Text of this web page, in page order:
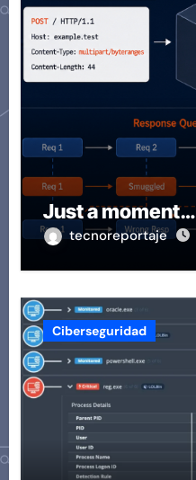
Just a moment…
tecnoreportaje
Ciberseguridad